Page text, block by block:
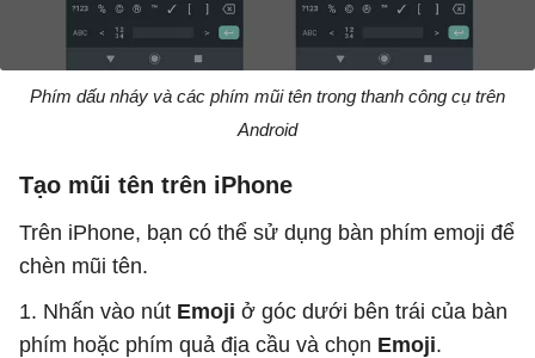
Phím dấu nháy và các phím mũi tên trong thanh công cụ trên
Android
Tạo mũi tên trên iPhone
Trên iPhone, bạn có thể sử dụng bàn phím emoji để
chèn mũi tên.
1. Nhấn vào nút Emoji ở góc dưới bên trái của bàn
phím hoặc phím quả địa cầu và chọn Emoji.